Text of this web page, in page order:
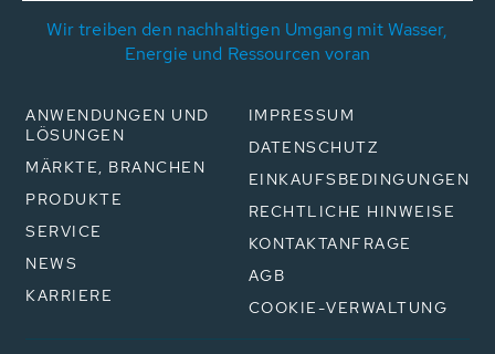
Wir treiben den nachhaltigen Umgang mit Wasser,
Energie und Ressourcen voran
ANWENDUNGEN UND
LÖSUNGEN
MÄRKTE, BRANCHEN
PRODUKTE
SERVICE
NEWS
KARRIERE
IMPRESSUM
DATENSCHUTZ
EINKAUFSBEDINGUNGEN
RECHTLICHE HINWEISE
KONTAKTANFRAGE
AGB
COOKIE-VERWALTUNG